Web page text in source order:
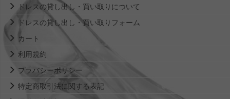
ドレスの貸し出し・買い取りについて
ドレスの貸し出し・買い取りフォーム
カート
利用規約
プラバシーポリシー
特定商取引法に関する表記